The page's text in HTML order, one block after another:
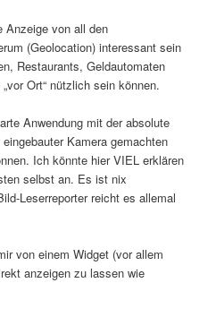
Anzeige von all den
(Geolocation) interessant sein
Restaurants, Geldautomaten
Ort“ nützlich sein können.
Anwendung mit der absolute
Kamera gemachten
Ich könnte hier VIEL erklären
selbst an. Es ist nix
Leserreporter reicht es allemal
von einem Widget (vor allem
anzeigen zu lassen wie